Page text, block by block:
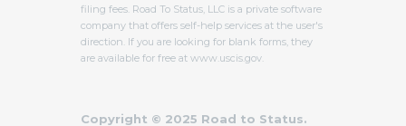
filing fees. Road To Status, LLC is a private software
company that offers self-help services at the user's
direction. If you are looking for blank forms, they
are available for free at www.uscis.gov.
Copyright © 2025 Road to Status.